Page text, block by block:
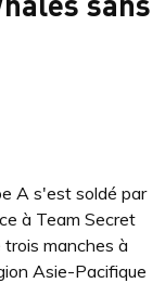
A s'est soldé par
à Team Secret
manches à
Asie-Pacifique